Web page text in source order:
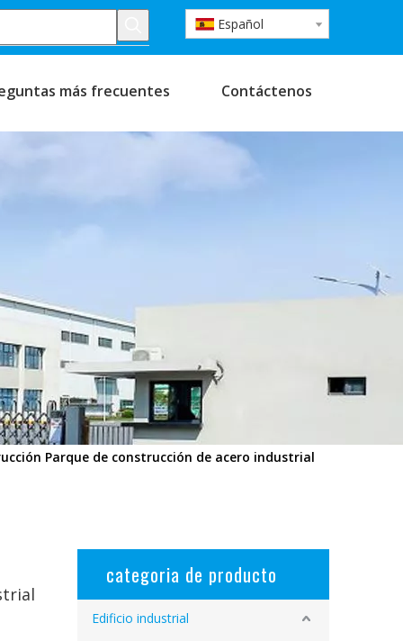
Español
más frecuentes Contáctenos
Parque de construcción de acero industrial
categoria de producto
Edificio industrial